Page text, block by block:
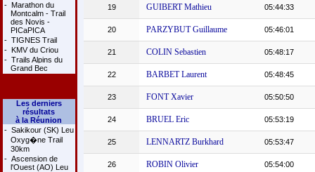
- Marathon du
Montcalm - Trail
des Novis -
PICaPICA
- TIGNES Trail
- KMV du Criou
- Trails Alpins du
Grand Bec
Les derniers
résultats
à la Réunion
- Sakikour (SK) Leu
Oxyg�ne Trail
30km
- Ascension de
l'Ouest (AO) Leu
19 GUIBERT Mathieu 05:44:33
20 PARZYBUT Guillaume 05:46:01
21 COLIN Sebastien 05:48:17
22 BARBET Laurent 05:48:45
23 FONT Xavier 05:50:50
24 BRUEL Eric 05:53:19
25 LENNARTZ Burkhard 05:53:47
26 ROBIN Olivier 05:54:00